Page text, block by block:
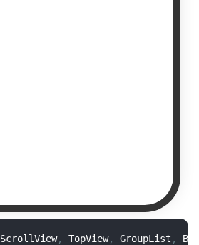
ScrollView, TopView, GroupList ,